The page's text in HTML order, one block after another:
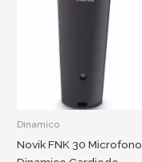
Dinamico
Novik FNK 30 Microfono